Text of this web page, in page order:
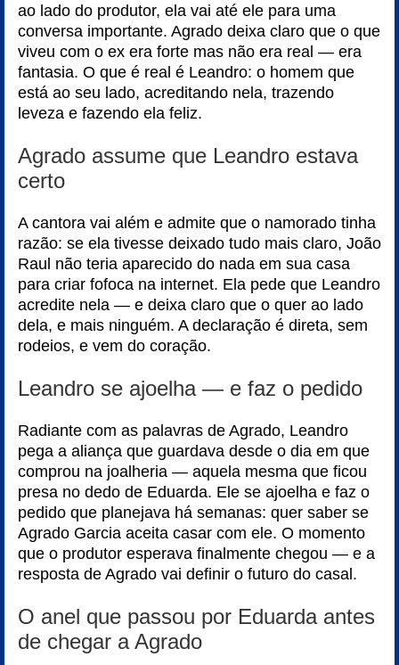
ao lado do produtor, ela vai até ele para uma
conversa importante. Agrado deixa claro que o que
viveu com o ex era forte mas não era real — era
fantasia. O que é real é Leandro: o homem que
está ao seu lado, acreditando nela, trazendo
leveza e fazendo ela feliz.
Agrado assume que Leandro estava
certo
A cantora vai além e admite que o namorado tinha
razão: se ela tivesse deixado tudo mais claro, João
Raul não teria aparecido do nada em sua casa
para criar fofoca na internet. Ela pede que Leandro
acredite nela — e deixa claro que o quer ao lado
dela, e mais ninguém. A declaração é direta, sem
rodeios, e vem do coração.
Leandro se ajoelha — e faz o pedido
Radiante com as palavras de Agrado, Leandro
pega a aliança que guardava desde o dia em que
comprou na joalheria — aquela mesma que ficou
presa no dedo de Eduarda. Ele se ajoelha e faz o
pedido que planejava há semanas: quer saber se
Agrado Garcia aceita casar com ele. O momento
que o produtor esperava finalmente chegou — e a
resposta de Agrado vai definir o futuro do casal.
O anel que passou por Eduarda antes
de chegar a Agrado